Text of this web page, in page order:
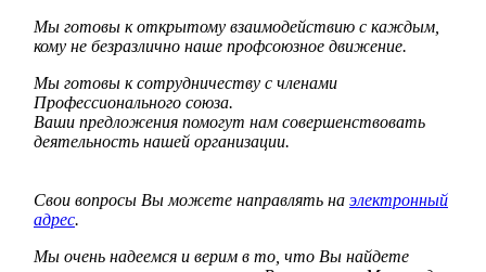
Мы готовы к открытому взаимодействию с каждым,
кому не безразлично наше профсоюзное движение.
Мы готовы к сотрудничеству с членами
Профессионального союза.
Ваши предложения помогут нам совершенствовать
деятельность нашей организации.
Свои вопросы Вы можете направлять на электронный
адрес.
Мы очень надеемся и верим в то, что Вы найдете